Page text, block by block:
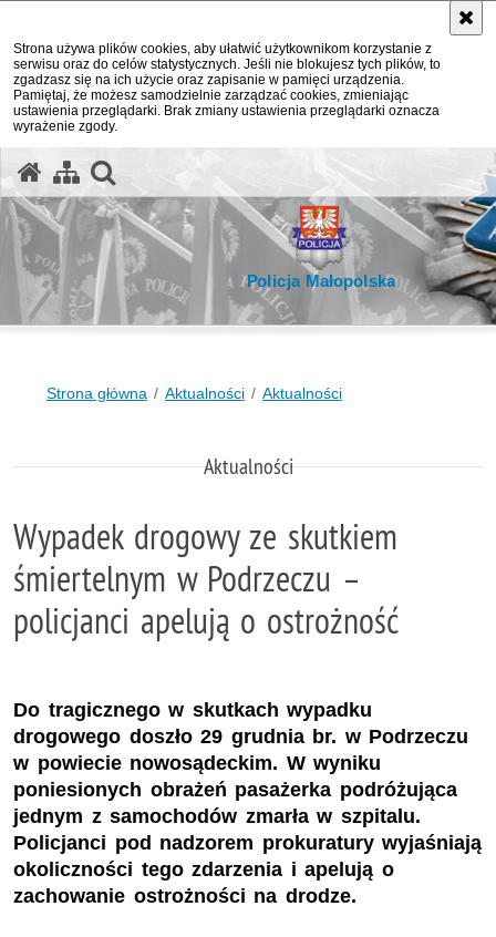
Strona używa plików cookies, aby ułatwić użytkownikom korzystanie z
serwisu oraz do celów statystycznych. Jeśli nie blokujesz tych plików, to
zgadzasz się na ich użycie oraz zapisanie w pamięci urządzenia.
Pamiętaj, że możesz samodzielnie zarządzać cookies, zmieniając
ustawienia przeglądarki. Brak zmiany ustawienia przeglądarki oznacza
wyrażenie zgody.
Policja Małopolska
Strona główna Aktualności Aktualności
Aktualności
Wypadek drogowy ze skutkiem
śmiertelnym w Podrzeczu –
policjanci apelują o ostrożność
Do tragicznego w skutkach wypadku
drogowego doszło 29 grudnia br. w Podrzeczu
w powiecie nowosądeckim. W wyniku
poniesionych obrażeń pasażerka podróżująca
jednym z samochodów zmarła w szpitalu.
Policjanci pod nadzorem prokuratury wyjaśniają
okoliczności tego zdarzenia i apelują o
zachowanie ostrożności na drodze.